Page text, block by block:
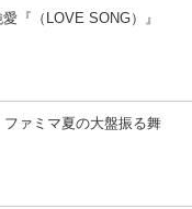
『（LOVE SONG）』
ァミマ夏の大盤振る舞